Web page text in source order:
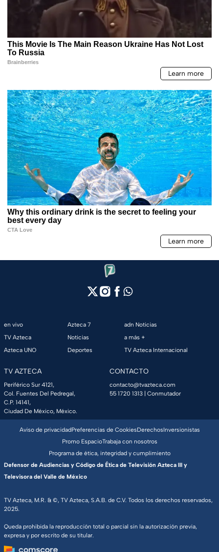
en vivo
TV Azteca
Azteca UNO
Azteca 7
Noticias
Deportes
adn Noticias
a más +
TV Azteca Internacional
TV AZTECA
Periférico Sur 4121,
Col. Fuentes Del Pedregal,
C.P. 14141,
Ciudad De México, México.
CONTACTO
contacto@tvazteca.com
55 1720 1313 | Conmutador
TV Azteca, M.R. & ©, TV Azteca, S.A.B. de C.V. Todos los derechos reservados,
2025.
Queda prohibida la reproducción total o parcial sin la autorización previa,
expresa y por escrito de su titular.
Aviso de privacidadPreferencias de CookiesDerechosInversionistas
Promo EspacioTrabaja con nosotros
Programa de ética, integridad y cumplimiento
Defensor de Audiencias y Código de Ética de Televisión Azteca III y
Televisora del Valle de México